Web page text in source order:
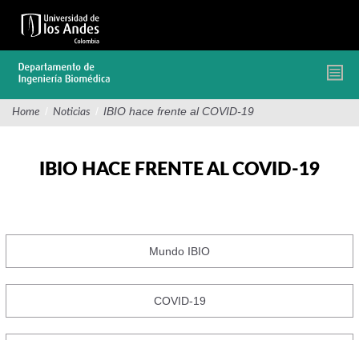
contenido
Home / Noticias / IBIO hace frente al COVID-19
IBIO HACE FRENTE AL COVID-19
Mundo IBIO
COVID-19